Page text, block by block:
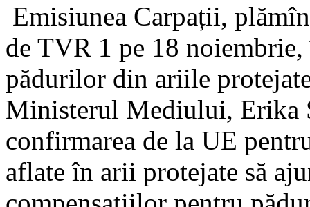
Emisiunea Carpații,
de TVR 1 pe 18 noiembrie,
pădurilor din ariile
Ministerul Mediului, Erika
confirmarea de la UE
aflate în arii protejate să